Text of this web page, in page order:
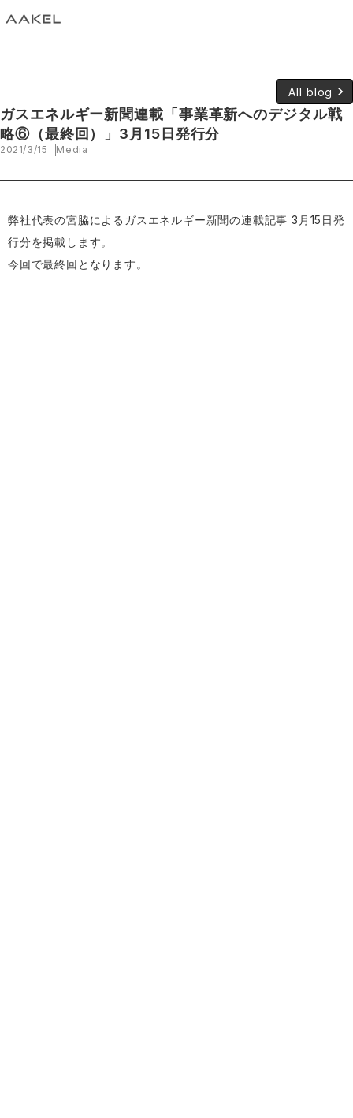
All blog keyboard_arrow_right
ガスエネルギー新聞連載「事業革新へのデジタル戦
略⑥（最終回）」3月15日発行分
2021/3/15 Media
弊社代表の宮脇によるガスエネルギー新聞の連載記事 3月15日発
行分を掲載します。
今回で最終回となります。